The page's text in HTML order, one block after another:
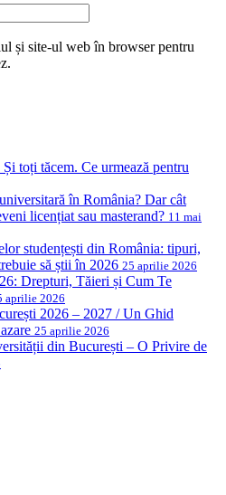
și site-ul web în browser pentru
toți tăcem. Ce urmează pentru
în România? Dar cât
licențiat sau masterand? 11 mai
studențești din România: tipuri,
să știi în 2026 25 aprilie 2026
Drepturi, Tăieri și Cum Te
aprilie 2026
2026 – 2027 / Un Ghid
25 aprilie 2026
din București – O Privire de